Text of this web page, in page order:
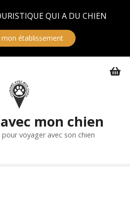
QUI A DU CHIEN
établissement
mon chien
voyager avec son chien